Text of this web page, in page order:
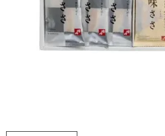
福袋
お誕生日祝い・長寿祝い